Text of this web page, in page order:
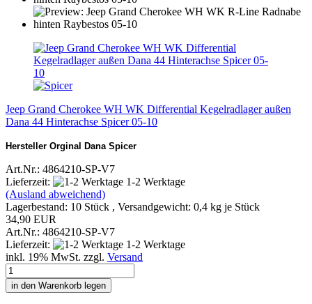
Jeep Grand Cherokee WH WK Differential Kegelradlager außen
Dana 44 Hinterachse Spicer 05-10
Hersteller Orginal Dana Spicer
Art.Nr.: 4864210-SP-V7
Lieferzeit:
1-2 Werktage
(Ausland abweichend)
Lagerbestand: 10 Stück , Versandgewicht: 0,4 kg je Stück
34,90 EUR
Art.Nr.: 4864210-SP-V7
Lieferzeit:
1-2 Werktage
inkl. 19% MwSt. zzgl. Versand
in den Warenkorb legen